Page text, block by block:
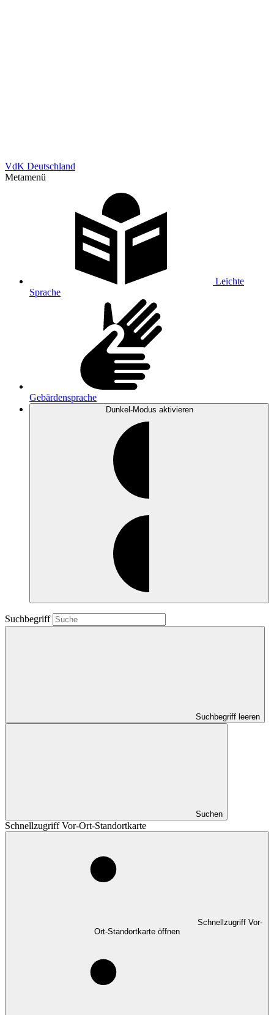
VdK Deutschland
Metamenü
Leichte
Sprache
Gebärdensprache
Dunkel-Modus aktivieren
Suchbegriff
Suchbegriff leeren
Suchen
Schnellzugriff Vor-Ort-Standortkarte
Schnellzugriff Vor-
Ort-Standortkarte öffnen